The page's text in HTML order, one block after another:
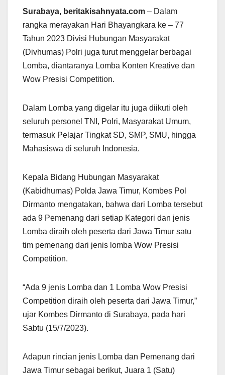
Surabaya, beritakisahnyata.com – Dalam
rangka merayakan Hari Bhayangkara ke – 77
Tahun 2023 Divisi Hubungan Masyarakat
(Divhumas) Polri juga turut menggelar berbagai
Lomba, diantaranya Lomba Konten Kreative dan
Wow Presisi Competition.
Dalam Lomba yang digelar itu juga diikuti oleh
seluruh personel TNI, Polri, Masyarakat Umum,
termasuk Pelajar Tingkat SD, SMP, SMU, hingga
Mahasiswa di seluruh Indonesia.
Kepala Bidang Hubungan Masyarakat
(Kabidhumas) Polda Jawa Timur, Kombes Pol
Dirmanto mengatakan, bahwa dari Lomba tersebut
ada 9 Pemenang dari setiap Kategori dan jenis
Lomba diraih oleh peserta dari Jawa Timur satu
tim pemenang dari jenis lomba Wow Presisi
Competition.
“Ada 9 jenis Lomba dan 1 Lomba Wow Presisi
Competition diraih oleh peserta dari Jawa Timur,”
ujar Kombes Dirmanto di Surabaya, pada hari
Sabtu (15/7/2023).
Adapun rincian jenis Lomba dan Pemenang dari
Jawa Timur sebagai berikut, Juara 1 (Satu)